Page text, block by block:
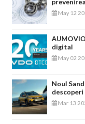
May 12
digital
May 02
Noul
Mar 13